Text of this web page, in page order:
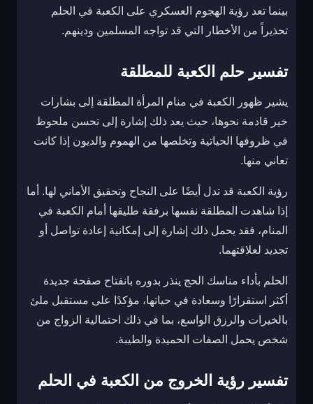
بينما تعد رؤية الهجوم العسكري على الكعبة في الحلم
تحذيراً من الأخطار التي قد تواجه المسلمين ودينهم.
تفسير حلم الكعبة للمطلقة
يشير ظهور الكعبة في منام المرأة المطلقة إلى بشارات
خير قادمة نحوها، حيث يعد ذلك إشارة إلى تحسن ملحوظ
في ظروفها الحياتية وتخلصها من الهموم والديون إذا كانت
تعاني منها.
رؤية الكعبة قد تدل أيضًا على النجاح وتحقيق الأماني لها. أما
إذا شاهدت المطلقة نفسها برفقة طليقها أمام الكعبة في
المنام، فقد يحمل ذلك إشارة إلى إمكانية إعادة تواصل أو
تجديد لعلاقتهما.
الحلم بأداء مناسك الحج ينذر بدوره بانفتاح صفحة جديدة
أكثر استقرارًا وسعادة في حياتها، مؤكدًا على مستقبل ملئ
بالخيرات والرزق الواسع، بما في ذلك احتمالية الزواج من
شخص يحمل الصفات الحميدة والطيبة.
تفسير رؤية الخروج من الكعبة في الحلم